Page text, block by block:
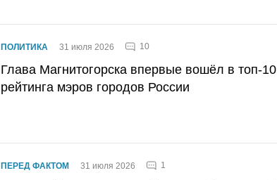
ПОЛИТИКА 31 июля 2026 10
Глава Магнитогорска впервые вошёл в топ-10
рейтинга мэров городов России
ПЕРЕД ФАКТОМ 31 июля 2026 1